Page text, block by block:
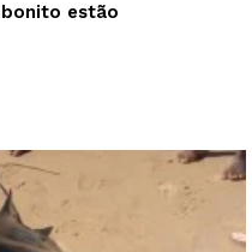
estão